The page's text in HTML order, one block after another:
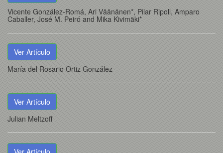
Vicente González-Romá, Ari Väänänen*, Pilar Ripoll, Amparo
Caballer, José M. Peiró and Mika Kivimäki*
Ver Artículo
María del Rosario Ortiz González
Ver Artículo
Julian Meltzoff